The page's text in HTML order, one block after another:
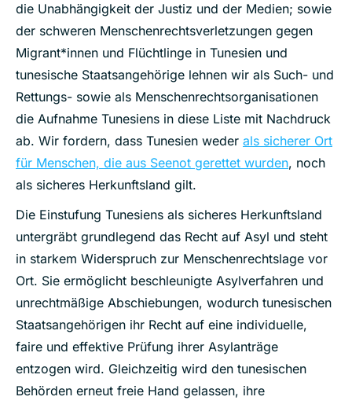
die Unabhängigkeit der Justiz und der Medien; sowie
der schweren Menschenrechtsverletzungen gegen
Migrant*innen und Flüchtlinge in Tunesien und
tunesische Staatsangehörige lehnen wir als Such- und
Rettungs- sowie als Menschenrechtsorganisationen
die Aufnahme Tunesiens in diese Liste mit Nachdruck
ab. Wir fordern, dass Tunesien weder als sicherer Ort
für Menschen, die aus Seenot gerettet wurden, noch
als sicheres Herkunftsland gilt.
Die Einstufung Tunesiens als sicheres Herkunftsland
untergräbt grundlegend das Recht auf Asyl und steht
in starkem Widerspruch zur Menschenrechtslage vor
Ort. Sie ermöglicht beschleunigte Asylverfahren und
unrechtmäßige Abschiebungen, wodurch tunesischen
Staatsangehörigen ihr Recht auf eine individuelle,
faire und effektive Prüfung ihrer Asylanträge
entzogen wird. Gleichzeitig wird den tunesischen
Behörden erneut freie Hand gelassen, ihre